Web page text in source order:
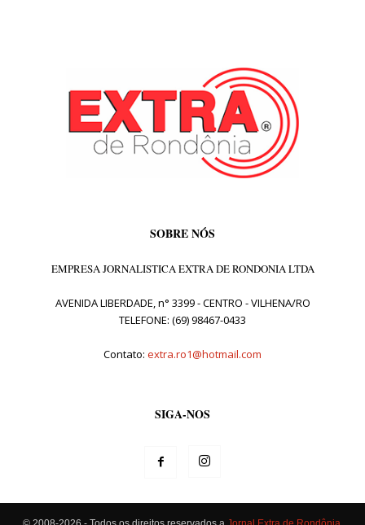
SOBRE NÓS
EMPRESA JORNALISTICA EXTRA DE RONDONIA LTDA
AVENIDA LIBERDADE, n° 3399 - CENTRO - VILHENA/RO
TELEFONE: (69) 98467-0433
Contato: extra.ro1@hotmail.com
SIGA-NOS